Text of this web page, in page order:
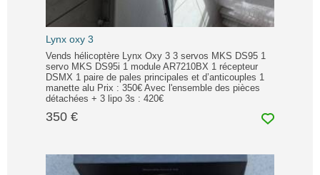
Lynx oxy 3
Vends hélicoptère Lynx Oxy 3 3 servos MKS DS95 1
servo MKS DS95i 1 module AR7210BX 1 récepteur
DSMX 1 paire de pales principales et d’anticouples 1
manette alu Prix : 350€ Avec l'ensemble des pièces
détachées + 3 lipo 3s : 420€
350 €